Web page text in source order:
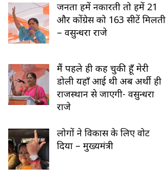
जनता हमें नकारती तो हमें 21
और कोंग्रेस को 163 सीटें मिलती
– वसुन्धरा राजे
मैं पहले ही कह चुकी हूँ मेरी
डोली यहाँ आई थी अब अर्थी ही
राजस्थान से जाएगी- वसुन्धरा
राजे
लोगों ने विकास के लिए वोट
दिया – मुख्यमंत्री